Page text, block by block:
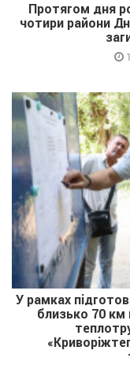
Протягом дня
чотири райони
У рамках
близько 70 км